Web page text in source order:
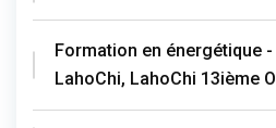
Formation en énergétique -
LahoChi, LahoChi 13ième